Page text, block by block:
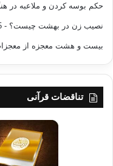
حکم بوسه کردن و ملاعبه در
نصیب زن در بهشت چیست؟ - 152,965 بازدید
بیست و هشت معجزه از
تناقضات قرآنی